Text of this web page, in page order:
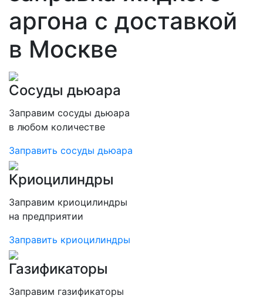
аргона с доставкой
в Москве
Сосуды дьюара
Заправим сосуды дьюара
в любом количестве
Заправить сосуды дьюара
Криоцилиндры
Заправим криоцилиндры
на предприятии
Заправить криоцилиндры
Газификаторы
Заправим газификаторы